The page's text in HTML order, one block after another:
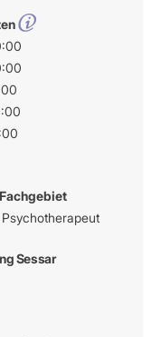
Sessar